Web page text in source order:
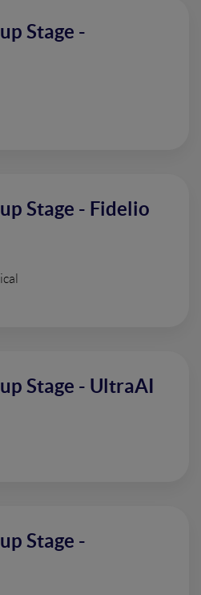
Stage -
Stage - Fidelio
Stage - UltraAI
Stage -